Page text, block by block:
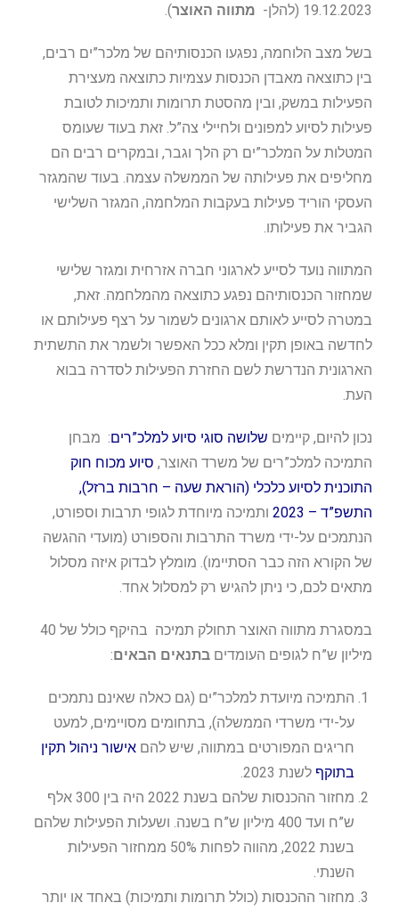
19.12.2023 (להלן-
מתווה האוצר).
בשל מצב הלוחמה, נפגעו הכנסותיהם של מלכר”ים רבים,
בין כתוצאה מאבדן הכנסות עצמיות כתוצאה מעצירת
הפעילות במשק, ובין מהסטת תרומות ותמיכות לטובת
פעילות לסיוע למפונים ולחיילי צה”ל. זאת בעוד שעומס
המטלות על המלכר”ים רק הלך וגבר, ובמקרים רבים הם
מחליפים את פעילותה של הממשלה עצמה. בעוד שהמגזר
העסקי הוריד פעילות בעקבות המלחמה, המגזר השלישי
הגביר את פעילותו.
המתווה נועד לסייע לארגוני חברה אזרחית ומגזר שלישי
שמחזור הכנסותיהם נפגע כתוצאה מהמלחמה. זאת,
במטרה לסייע לאותם ארגונים לשמור על רצף פעילותם או
לחדשה באופן תקין ומלא ככל האפשר ולשמר את התשתית
הארגונית הנדרשת לשם החזרת הפעילות לסדרה בבוא
העת.
נכון להיום, קיימים שלושה סוגי סיוע למלכ”רים: מבחן
התמיכה למלכ”רים של משרד האוצר, סיוע מכוח חוק
התוכנית לסיוע כלכלי (הוראת שעה – חרבות ברזל),
התשפ”ד – 2023
ותמיכה מיוחדת לגופי תרבות וספורט,
הנתמכים על-ידי משרד התרבות והספורט (מועדי ההגשה
של הקורא הזה כבר הסתיימו). מומלץ לבדוק איזה מסלול
מתאים לכם, כי ניתן להגיש רק למסלול אחד.
במסגרת מתווה האוצר תחולק תמיכה בהיקף כולל של 40
מיליון ש”ח לגופים העומדים בתנאים הבאים:
התמיכה מיועדת למלכר”ים (גם כאלה שאינם נתמכים
על-ידי משרדי הממשלה), בתחומים מסויימים, למעט
חריגים המפורטים במתווה, שיש להם אישור ניהול תקין
בתוקף לשנת 2023.
מחזור ההכנסות שלהם בשנת 2022 היה בין 300 אלף
ש”ח ועד 400 מיליון ש”ח בשנה. ושעלות הפעילות שלהם
בשנת 2022, מהווה לפחות 50% ממחזור הפעילות
השנתי.
מחזור ההכנסות (כולל תרומות ותמיכות) באחד או יותר